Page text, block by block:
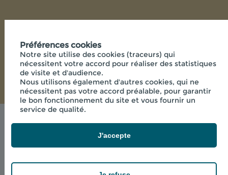
Mentions légales
© 2026 - CPIE PAYS DE L'AISNE - 33 RUE DES
VICTIMES DE COMPORTET , 02000 MERLIEUX-ET-
Préférences cookies
Notre site utilise des cookies (traceurs) qui
nécessitent votre accord pour réaliser des statistiques
de visite et d'audience.
Nous utilisons également d'autres cookies, qui ne
nécessitent pas votre accord préalable, pour garantir
le bon fonctionnement du site et vous fournir un
service de qualité.
J'accepte